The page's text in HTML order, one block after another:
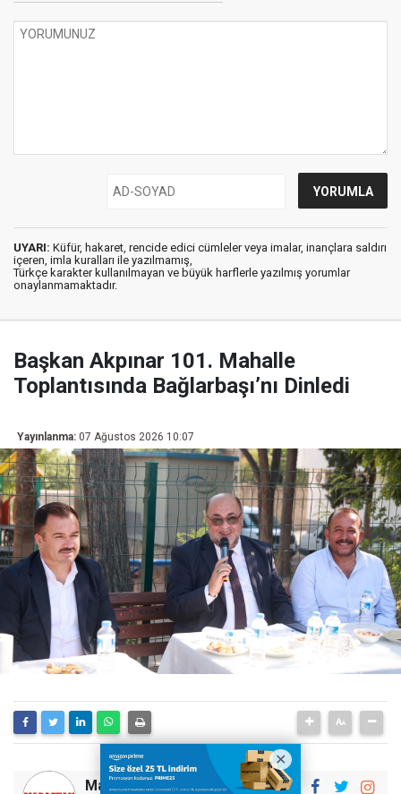
UYARI: Küfür, hakaret, rencide edici cümleler veya imalar, inançlara saldırı
içeren, imla kuralları ile yazılmamış,
Türkçe karakter kullanılmayan ve büyük harflerle yazılmış yorumlar
onaylanmamaktadır.
Başkan Akpınar 101. Mahalle
Toplantısında Bağlarbaşı’nı Dinledi
Yayınlanma: 07 Ağustos 2026 10:07
Maraştan Haber